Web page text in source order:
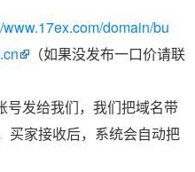
www.17ex.com/domain/bu
（如果没发布一口价请联
号发给我们，我们把域名带
买家接收后，系统会自动把